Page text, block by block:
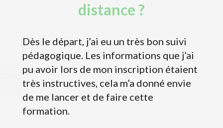
distance ?
Dès le départ, j’ai eu un très bon suivi
pédagogique. Les informations que j’ai
pu avoir lors de mon inscription étaient
très instructives, cela m’a donné envie
de me lancer et de faire cette
formation.